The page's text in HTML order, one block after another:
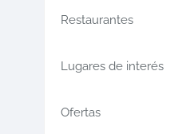
Restaurantes
Lugares de interés
Ofertas